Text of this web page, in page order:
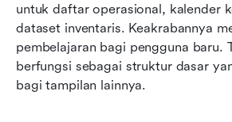
untuk daftar operasional, kalender
dataset inventaris. Keakrabannya
pembelajaran bagi pengguna baru.
berfungsi sebagai struktur dasar
bagi tampilan lainnya.